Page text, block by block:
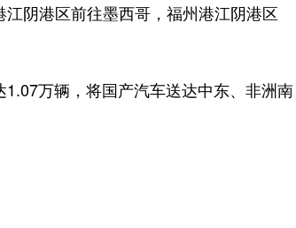
阴港区前往墨西哥，福州港江阴港区
万辆，将国产汽车送达中东、非洲南